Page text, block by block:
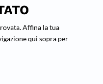
Affina la tua
qui sopra per